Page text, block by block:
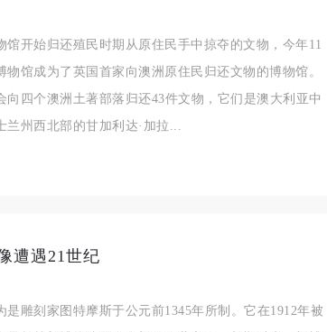
馆开始归还殖民时期从原住民手中掠夺的文物，今年11
物馆成为了英国首家向澳洲原住民归还文物的博物馆。
向四个澳洲土著部落归还43件文物，它们是澳大利亚中
兰州西北部的甘加利达·加拉...
遭遇21世纪
是雕刻家图特摩斯于公元前1345年所制。它在1912年被
的原则。但活动有风
法规，必须遵循道德
力的人，18周岁以
的原则。但活动有风
法规，必须遵循道德
力的人，18周岁以
的原则。但活动有风
法规，必须遵循道德
力的人，18周岁以